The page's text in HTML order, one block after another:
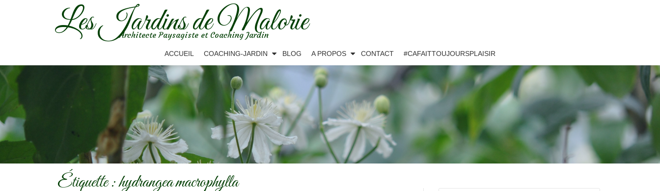
Les Jardins de Malorie
Architecte Paysagiste et Coaching Jardin
ACCUEIL COACHING-JARDIN BLOG A PROPOS CONTACT #CAFAITTOUJOURSPLAISIR
Étiquette :hydrangea macrophylla